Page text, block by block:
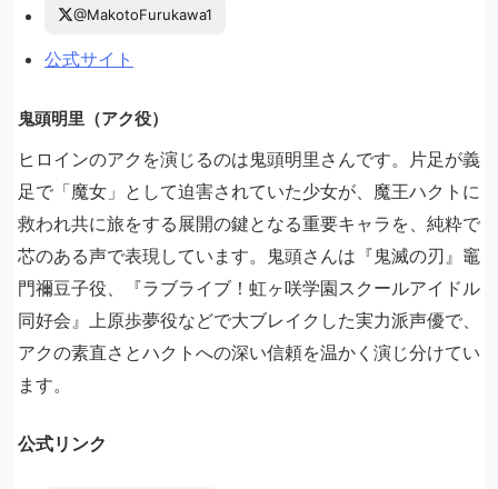
@MakotoFurukawa1
公式サイト
鬼頭明里（アク役）
ヒロインのアクを演じるのは鬼頭明里さんです。片足が義
足で「魔女」として迫害されていた少女が、魔王ハクトに
救われ共に旅をする展開の鍵となる重要キャラを、純粋で
芯のある声で表現しています。鬼頭さんは『鬼滅の刃』竈
門禰豆子役、『ラブライブ！虹ヶ咲学園スクールアイドル
同好会』上原歩夢役などで大ブレイクした実力派声優で、
アクの素直さとハクトへの深い信頼を温かく演じ分けてい
ます。
公式リンク